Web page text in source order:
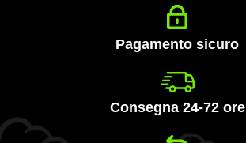
Pagamento sicuro
Consegna 24-72 ore